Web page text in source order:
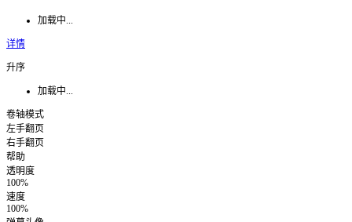
加载中...
详情
升序
加载中...
卷轴模式
左手翻页
右手翻页
帮助
透明度
100%
速度
100%